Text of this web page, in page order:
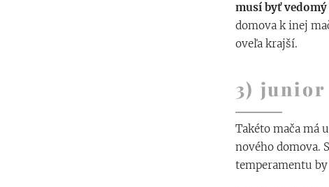
musí byť
domova k inej
oveľa krajší.
3) junior
Takéto mača má
nového domova.
temperamentu